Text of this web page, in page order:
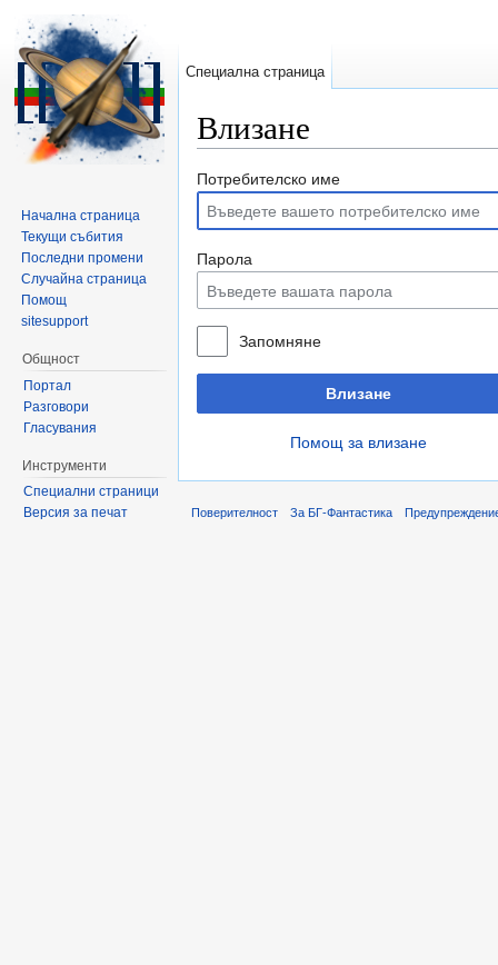
Влизане
Потребителско име
Парола
Запомняне
Влизане
Помощ за влизане
Специална страница
Начална страница
Текущи събития
Последни промени
Случайна страница
Помощ
sitesupport
Общност
Портал
Разговори
Гласувания
Инструменти
Специални страници
Версия за печат
Поверителност За БГ-Фантастика